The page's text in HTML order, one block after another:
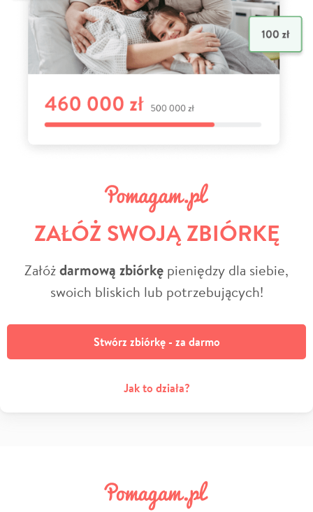
ZAŁÓŻ SWOJĄ ZBIÓRKĘ
Załóżdarmową zbiórkę pieniędzy dla siebie,
swoich bliskich lub potrzebujących!
Stwórz zbiórkę - za darmo
Jak to działa?